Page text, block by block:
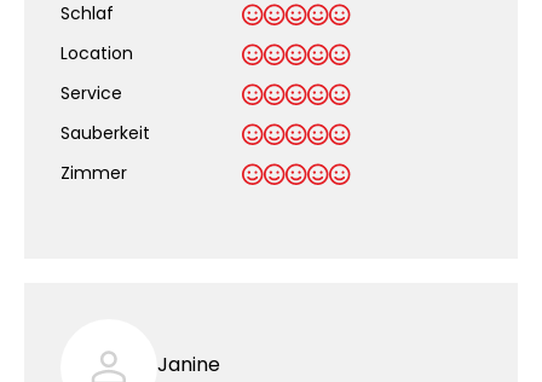
Schlaf
Location
Service
Sauberkeit
Zimmer
Janine